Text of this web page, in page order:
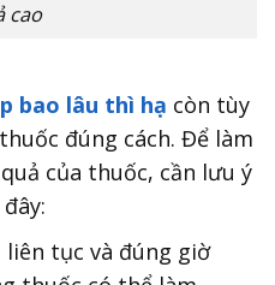
cao
bao lâu thì hạ còn tùy
đúng cách. Để làm
của thuốc, cần lưu ý
tục và đúng giờ